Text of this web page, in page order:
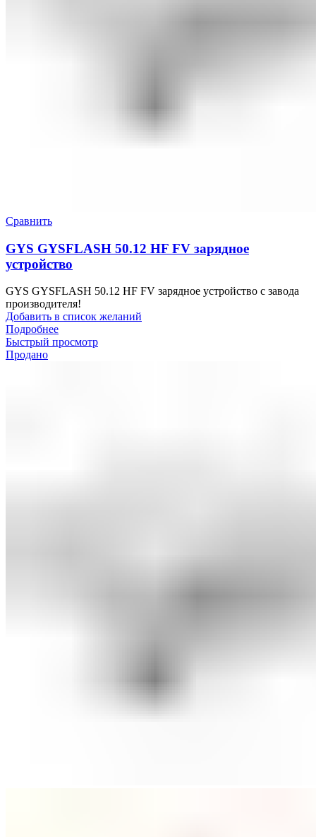
Сравнить
GYS GYSFLASH 50.12 HF FV зарядное
устройство
GYS GYSFLASH 50.12 HF FV зарядное устройство с завода
производителя!
Добавить в список желаний
Подробнее
Быстрый просмотр
Продано